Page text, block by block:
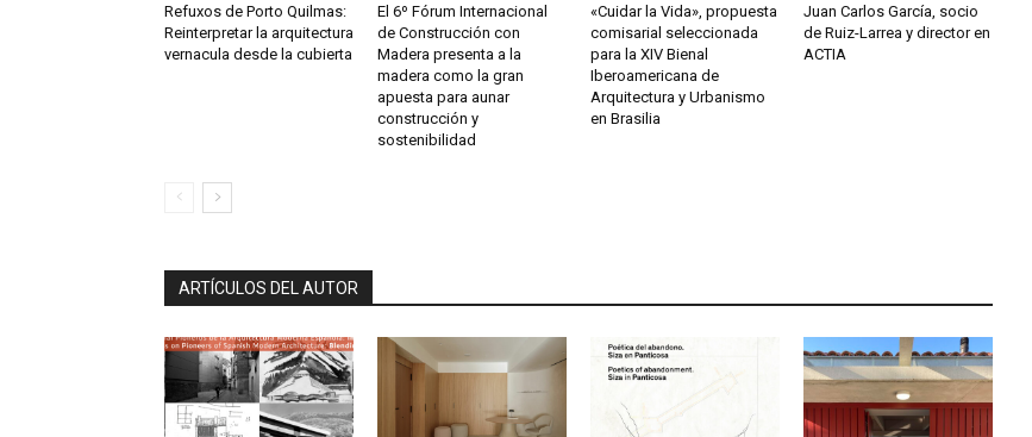
Refuxos de Porto Quilmas:
Reinterpretar la arquitectura
vernacula desde la cubierta
El 6º Fórum Internacional
de Construcción con
Madera presenta a la
madera como la gran
apuesta para aunar
construcción y
sostenibilidad
«Cuidar la Vida», propuesta
comisarial seleccionada
para la XIV Bienal
Iberoamericana de
Arquitectura y Urbanismo
en Brasilia
Juan Carlos García, socio
de Ruiz-Larrea y director en
ACTIA
ARTÍCULOS DEL AUTOR